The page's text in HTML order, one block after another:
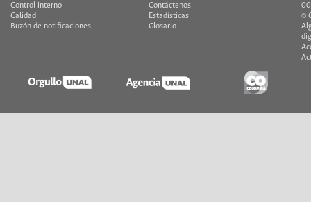
Control interno
Calidad
Buzón de notificaciones
Contáctenos
Estadísticas
Glosario
©